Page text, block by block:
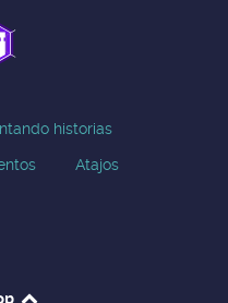
historias
Atajos